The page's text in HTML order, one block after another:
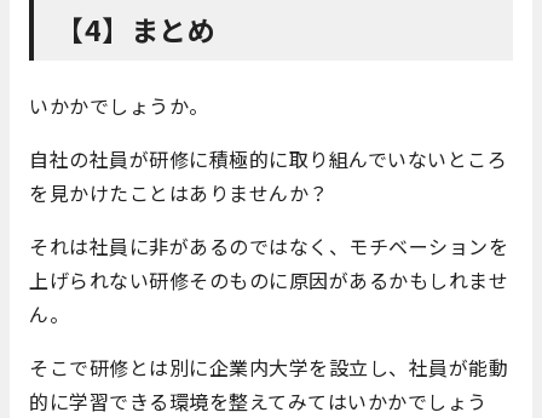
【4】まとめ
いかかでしょうか。
自社の社員が研修に積極的に取り組んでいないところ
を見かけたことはありませんか？
それは社員に非があるのではなく、モチベーションを
上げられない研修そのものに原因があるかもしれませ
ん。
そこで研修とは別に企業内大学を設立し、社員が能動
的に学習できる環境を整えてみてはいかかでしょう